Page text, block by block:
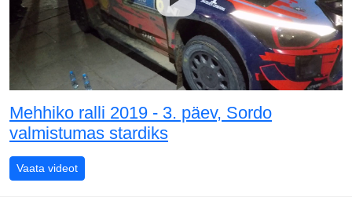
Mehhiko ralli 2019 - 3. päev, Sordo
valmistumas stardiks
Vaata videotMehhiko ralli 2019 - 3. päev, Sordo valmistumas